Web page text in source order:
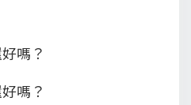
嗎？
嗎？